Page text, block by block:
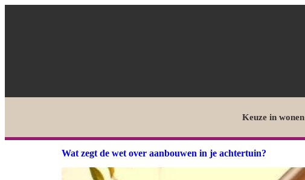
Keuze in wonen
Wat zegt de wet over aanbouwen in je achtertuin?